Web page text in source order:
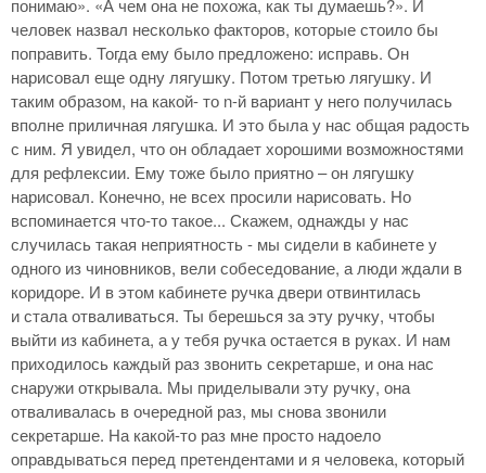
понимаю». «А чем она не похожа, как ты думаешь?». И
человек назвал несколько факторов, которые стоило бы
поправить. Тогда ему было предложено: исправь. Он
нарисовал еще одну лягушку. Потом третью лягушку. И
таким образом, на какой- то n-й вариант у него получилась
вполне приличная лягушка. И это была у нас общая радость
с ним. Я увидел, что он обладает хорошими возможностями
для рефлексии. Ему тоже было приятно – он лягушку
нарисовал. Конечно, не всех просили нарисовать. Но
вспоминается что-то такое... Скажем, однажды у нас
случилась такая неприятность - мы сидели в кабинете у
одного из чиновников, вели собеседование, а люди ждали в
коридоре. И в этом кабинете ручка двери отвинтилась
и стала отваливаться. Ты берешься за эту ручку, чтобы
выйти из кабинета, а у тебя ручка остается в руках. И нам
приходилось каждый раз звонить секретарше, и она нас
снаружи открывала. Мы приделывали эту ручку, она
отваливалась в очередной раз, мы снова звонили
секретарше. На какой-то раз мне просто надоело
оправдываться перед претендентами и я человека, который